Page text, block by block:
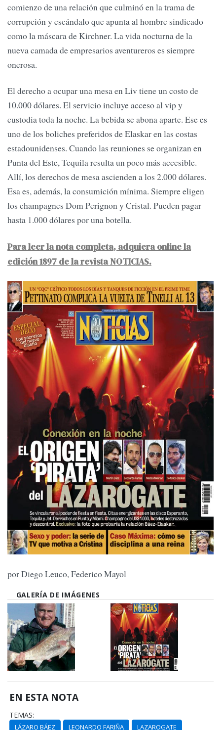
comienzo de una relación que culminó en la trama de
corrupción y escándalo que apunta al hombre sindicado
como la máscara de Kirchner. La vida nocturna de la
nueva camada de empresarios aventureros es siempre
onerosa.
El derecho a ocupar una mesa en Liv tiene un costo de
10.000 dólares. El servicio incluye acceso al vip y
custodia toda la noche. La bebida se abona aparte. Ese es
uno de los boliches preferidos de Elaskar en las costas
estadounidenses. Cuando las reuniones se organizan en
Punta del Este, Tequila resulta un poco más accesible.
Allí, los derechos de mesa ascienden a los 2.000 dólares.
Esa es, además, la consumición mínima. Siempre eligen
los champagnes Dom Perignon y Cristal. Pueden pagar
hasta 1.000 dólares por una botella.
Para leer la nota completa, adquiera online la
edición 1897 de la revista NOTICIAS.
por Diego Leuco, Federico Mayol
GALERÍA DE IMÁGENES
EN ESTA NOTA
TEMAS:
LÁZARO BÁEZ LEONARDO FARIÑA LAZAROGATE